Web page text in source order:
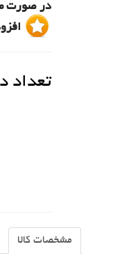
در صورت
تعداد
مشخصات کالا